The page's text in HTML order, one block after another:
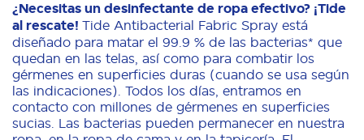
¿Necesitas un desinfectante de ropa efectivo? ¡Tide
al rescate! Tide Antibacterial Fabric Spray está
diseñado para matar el 99.9 % de las bacterias* que
quedan en las telas, así como para combatir los
gérmenes en superficies duras (cuando se usa según
las indicaciones). Todos los días, entramos en
contacto con millones de gérmenes en superficies
sucias. Las bacterias pueden permanecer en nuestra